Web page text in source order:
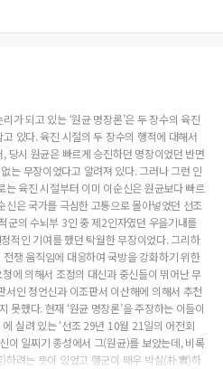
가 되고 있는 ‘원균 명장론’은 두 장수의 육진
있다. 육진 시절의 두 장수의 행적에 대해서
당시 원균은 빠르게 승진하던 명장이었던 반면
는 무장이었다고 알려져 있다. 그러나 그런 인
육진 시절부터 이미 이순신은 원균보다 빠르
신은 국가를 극심한 고통으로 몰아넣었던 선조
군의 수뇌부 3인 중 제2인자였던 우을기내를
적인 기여를 했던 탁월한 무장이었다. 그리하
쟁 움직임에 대응하여 국방을 강화하기 위한
에 의해서 조정의 대신과 중신들이 뛰어난 무
서인 정언신과 이조판서 이산해에 의해서 추천
못했다. 현재 ‘원균 명장론’을 주장하는 이들이
실려 있는 ‘선조 29년 10월 21일의 어전회
이 일찌기 종성에서 그(원균)를 보았는데, 비록
려는 뜻이 있었고 행군이 매우 박실(朴實)하